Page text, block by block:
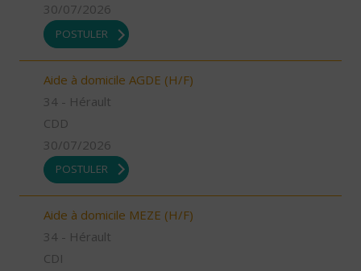
30/07/2026
POSTULER
Aide à domicile AGDE (H/F)
34 - Hérault
CDD
30/07/2026
POSTULER
Aide à domicile MEZE (H/F)
34 - Hérault
CDI